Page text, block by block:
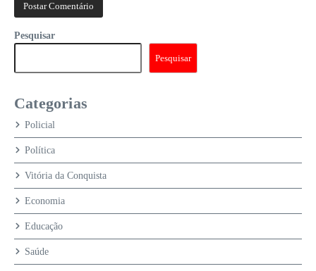
Pesquisar
Pesquisar
Categorias
Policial
Política
Vitória da Conquista
Economia
Educação
Saúde